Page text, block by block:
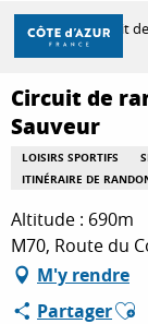
Aller
contenu
principal
À FAIRE
Accueil Circuit
Circuit de
Sauveur
LOISIRS SPORTIFS
ITINÉRAIRE DE
Altitude : 690m
M70, Route du
M'y rendre
Partager